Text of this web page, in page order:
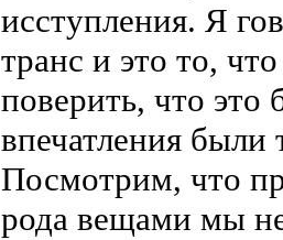
исступления. Я
транс и это то,
поверить, что это
впечатления были
Посмотрим, что
рода вещами мы